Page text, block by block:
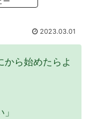
2023.03.01
から始めたらよ